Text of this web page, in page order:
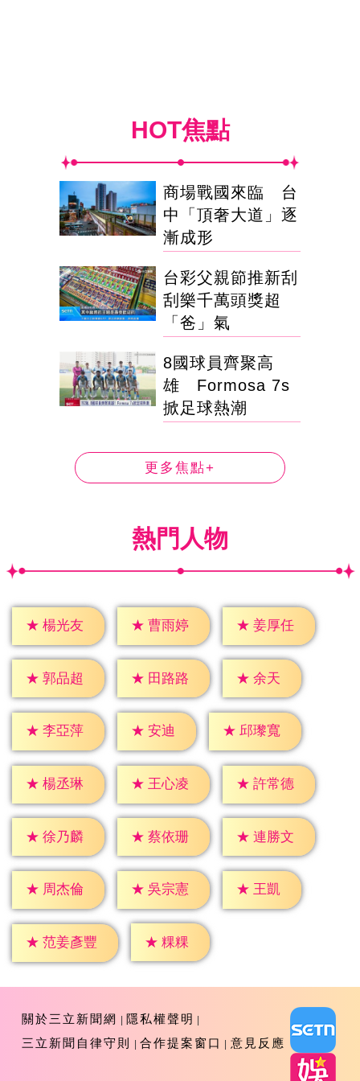
HOT焦點
商場戰國來臨 台
中「頂奢大道」逐
漸成形
台彩父親節推新刮
刮樂千萬頭獎超
「爸」氣
8國球員齊聚高
雄 Formosa 7s
掀足球熱潮
更多焦點+
熱門人物
★ 楊光友 ★ 曹雨婷 ★ 姜厚任
★ 郭品超 ★ 田路路 ★ 余天
★ 李亞萍 ★ 安迪 ★ 邱瓈寬
★ 楊丞琳 ★ 王心凌 ★ 許常德
★ 徐乃麟 ★ 蔡依珊 ★ 連勝文
★ 周杰倫 ★ 吳宗憲 ★ 王凱
★ 范姜彥豐 ★ 粿粿
關於三立新聞網
隱私權聲明
三立新聞自律守則
合作提案窗口 意見反應